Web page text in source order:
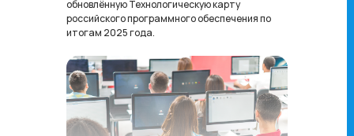
обновлённую Технологическую карту
российского программного обеспечения по
итогам 2025 года.